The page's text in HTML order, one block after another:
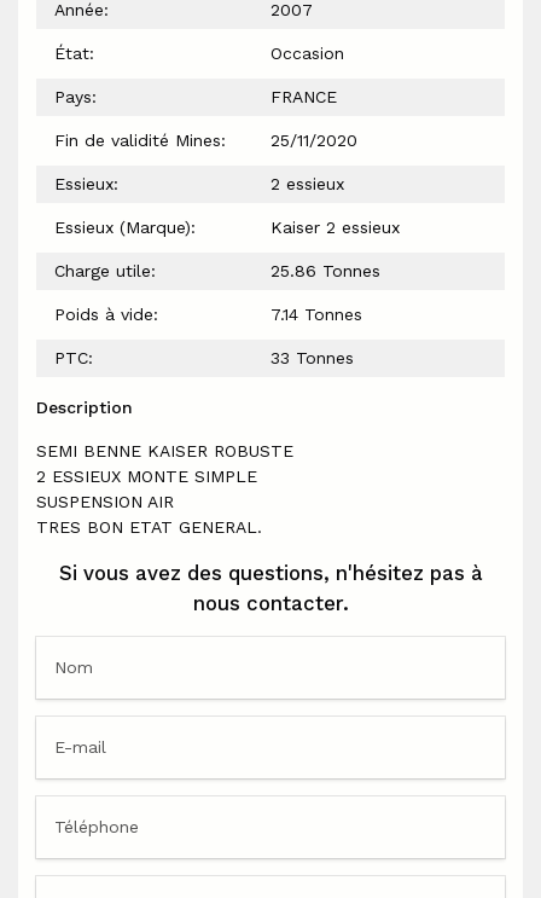
Année: 2007
État: Occasion
Pays: FRANCE
Fin de validité Mines: 25/11/2020
Essieux: 2 essieux
Essieux (Marque): Kaiser 2 essieux
Charge utile: 25.86 Tonnes
Poids à vide: 7.14 Tonnes
PTC: 33 Tonnes
Description
SEMI BENNE KAISER ROBUSTE
2 ESSIEUX MONTE SIMPLE
SUSPENSION AIR
TRES BON ETAT GENERAL.
Si vous avez des questions, n'hésitez pas à
nous contacter.